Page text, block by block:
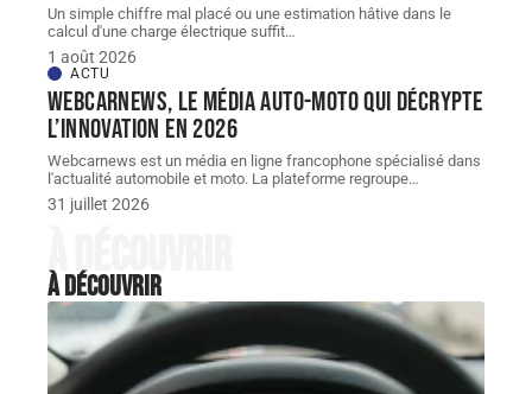
Un simple chiffre mal placé ou une estimation hâtive dans le
calcul d'une charge électrique suffit…
1 août 2026
ACTU
Webcarnews, le média auto-moto qui décrypte
l’innovation en 2026
Webcarnews est un média en ligne francophone spécialisé dans
l'actualité automobile et moto. La plateforme regroupe…
31 juillet 2026
À découvrir
À découvrir